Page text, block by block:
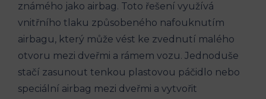
známého jako airbag. Toto řešení využívá
vnitřního tlaku způsobeného nafouknutím
airbagu, který může vést ke zvednutí malého
otvoru mezi dveřmi a rámem vozu. Jednoduše
stačí zasunout tenkou plastovou páčidlo nebo
speciální airbag mezi dveřmi a vytvořit⁣